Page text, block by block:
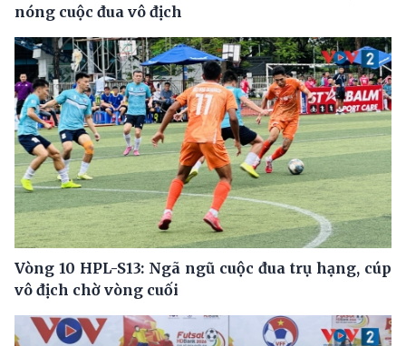
nóng cuộc đua vô địch
Vòng 10 HPL-S13: Ngã ngũ cuộc đua trụ hạng, cúp
vô địch chờ vòng cuối